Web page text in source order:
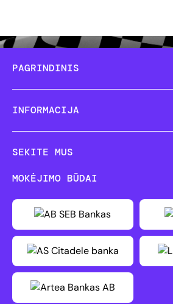
PAGRINDINIS
INFORMACIJA
SEKITE MUS
MOKĖJIMO BŪDAI